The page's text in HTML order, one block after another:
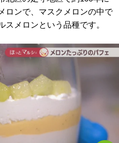
ロンで、マスクメロンの中で
スメロンという品種です。